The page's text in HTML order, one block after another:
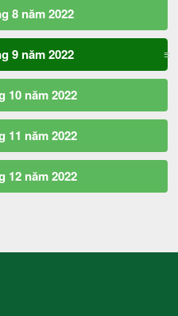
8 năm 2022
9 năm 2022
10 năm 2022
11 năm 2022
12 năm 2022